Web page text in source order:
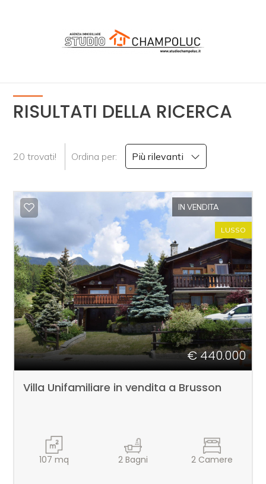
RISULTATI DELLA RICERCA
20 trovati! Ordina per: Più rilevanti
IN VENDITA
LUSSO
€ 440.000
Villa Unifamiliare in vendita a Brusson
107 mq 2Bagni 2 Camere
SIAMO
NEWS
SERVIZI
IMMOBILE
CONTATTI
Vendita
Scegli
dove
cercare
Provincia
Comune
Qualsiasi